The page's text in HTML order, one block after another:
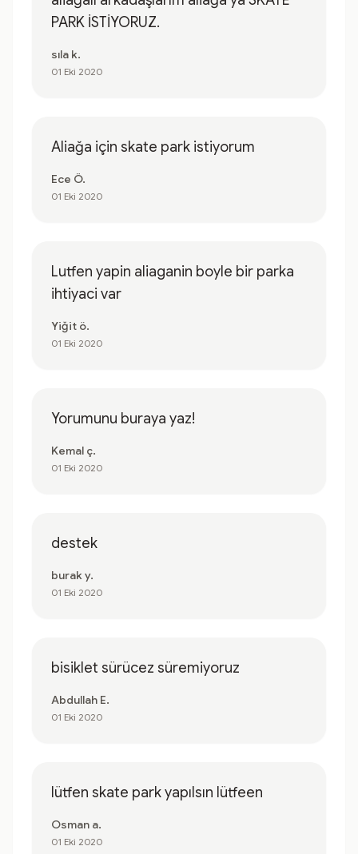
PARK İSTİYORUZ.
sıla k.
01 Eki 2020
Aliağa için skate park istiyorum
Ece Ö.
01 Eki 2020
Lutfen yapin aliaganin boyle bir parka
ihtiyaci var
Yiğit ö.
01 Eki 2020
Yorumunu buraya yaz!
Kemal ç.
01 Eki 2020
destek
burak y.
01 Eki 2020
bisiklet sürücez süremiyoruz
Abdullah E.
01 Eki 2020
lütfen skate park yapılsın lütfeen
Osman a.
01 Eki 2020